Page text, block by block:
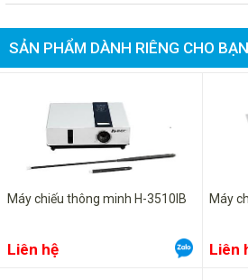
Kích thước(WxHxD): 325x 97 x
Điện năng: AC 100 - 240V ,
SẢN PHẨM DÀNH RIÊNG CHO BẠN
Máy chiếu thông minh H-3510IB
Liên hệ
Máy
Liên